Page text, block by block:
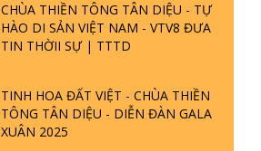
CHÙA THIỀN TÔNG TÂN DIỆU - TỰ
HÀO DI SẢN VIỆT NAM - VTV8 ĐƯA
TIN THỜII SỰ | TTTD
TINH HOA ĐẤT VIỆT - CHÙA THIỀN
TÔNG TÂN DIỆU - DIỄN ĐÀN GALA
XUÂN 2025